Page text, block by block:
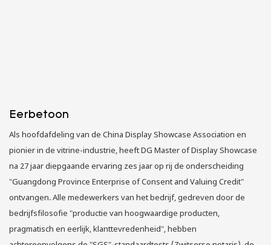
Eerbetoon
Als hoofdafdeling van de China Display Showcase Association en
pionier in de vitrine-industrie, heeft DG Master of Display Showcase
na 27 jaar diepgaande ervaring zes jaar op rij de onderscheiding
"Guangdong Province Enterprise of Consent and Valuing Credit"
ontvangen. Alle medewerkers van het bedrijf, gedreven door de
bedrijfsfilosofie "productie van hoogwaardige producten,
pragmatisch en eerlijk, klanttevredenheid", hebben